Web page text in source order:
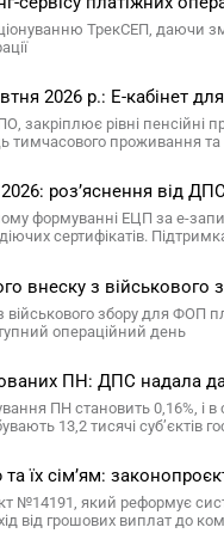
ТрекСЕП, даючи
2026 р.: Е-кабінет
закріплює рівні
тимчасового проживання
розʼяснення від
формуванні ЕЦП за е-
сертифікатів.
внеску з
збору для ФОП
операційний день
ПН: ДПС надала
ПН становить 0,16%, і
13,2 тисячі суб’єктів
їх сімʼям:
який реформує
від грошових виплат до